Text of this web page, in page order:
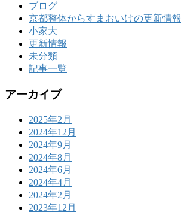
ブログ
京都整体からすまおいけの更新情報
小家大
更新情報
未分類
記事一覧
アーカイブ
2025年2月
2024年12月
2024年9月
2024年8月
2024年6月
2024年4月
2024年2月
2023年12月